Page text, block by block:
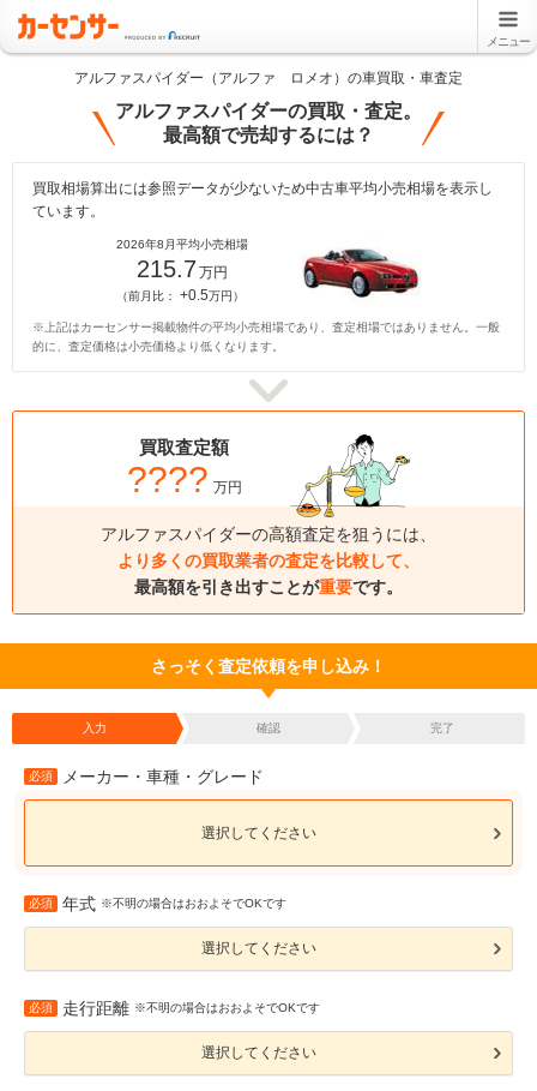
メニュー
アルファスパイダー（アルファ ロメオ）の車買取・車査定
アルファスパイダーの買取・査定。
最高額で売却するには？
買取相場算出には参照データが少ないため中古車平均小売相場を表示し
ています。
2026年8月平均小売相場
215.7万円
（前月比： +0.5万円）
※上記はカーセンサー掲載物件の平均小売相場であり、査定相場ではありません。一般
的に、査定価格は小売価格より低くなります。
買取査定額
???? 万円
アルファスパイダーの高額査定を狙うには、
より多くの買取業者の査定を比較して、
最高額を引き出すことが重要です。
さっそく査定依頼を申し込み！
入力 確認 完了
必須 メーカー・車種・グレード
選択してください
必須 年式 ※不明の場合はおおよそでOKです
選択してください
必須 走行距離 ※不明の場合はおおよそでOKです
選択してください